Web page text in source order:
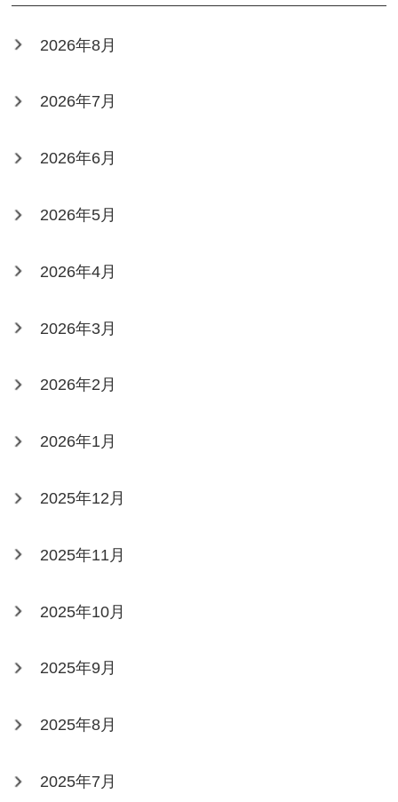
2026年8月
2026年7月
2026年6月
2026年5月
2026年4月
2026年3月
2026年2月
2026年1月
2025年12月
2025年11月
2025年10月
2025年9月
2025年8月
2025年7月